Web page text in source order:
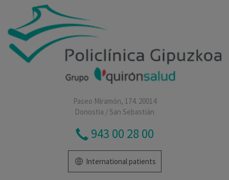
Paseo Miramón, 174. 20014
Donostia / San Sebastián
943 00 28 00
International patients